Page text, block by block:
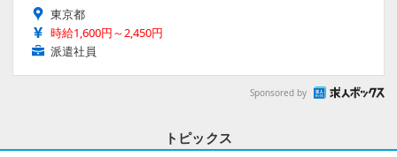
東京都
時給1,600円～2,450円
派遣社員
Sponsored by
トピックス